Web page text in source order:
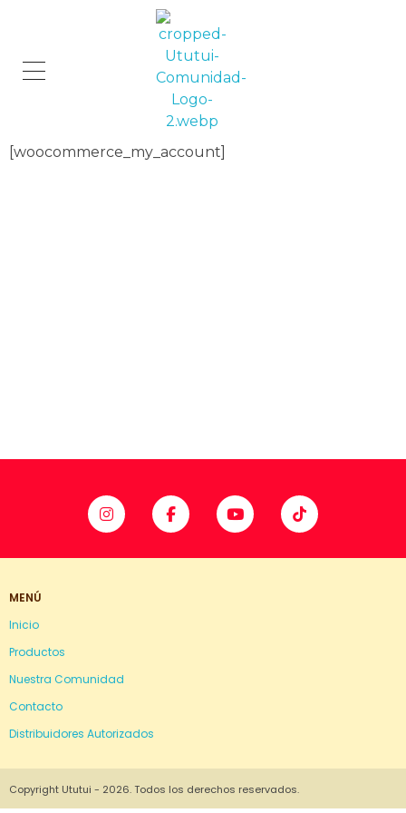
Comunidad Ututui
[woocommerce_my_account]
MENÚ
Inicio
Productos
Nuestra Comunidad
Contacto
Distribuidores Autorizados
Copyright Ututui - 2026. Todos los derechos reservados.